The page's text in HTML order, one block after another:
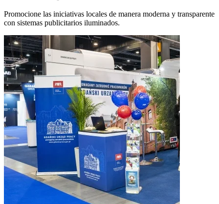
Promocione las iniciativas locales de manera moderna y transparente
con sistemas publicitarios iluminados.